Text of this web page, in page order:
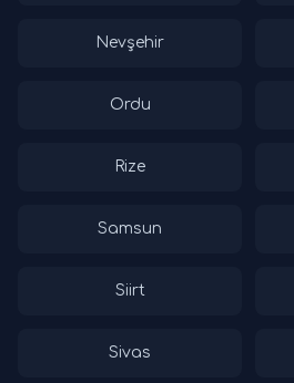
Nevşehir
Ordu
Rize
Samsun
Siirt
Sivas